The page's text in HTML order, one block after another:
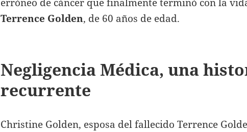
Terrence Golden, de 60 años de edad.
Negligencia Médica, una
recurrente
Christine Golden, esposa del fallecido Terrence